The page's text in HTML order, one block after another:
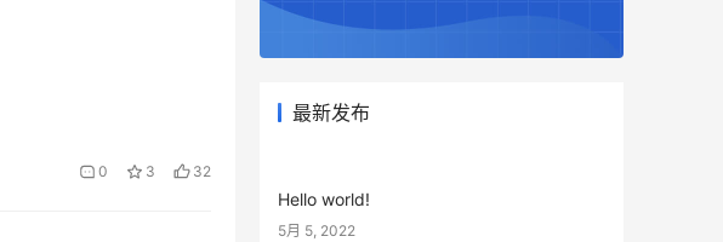
0 3 32
最新发布
Hello world!
5月 5, 2022